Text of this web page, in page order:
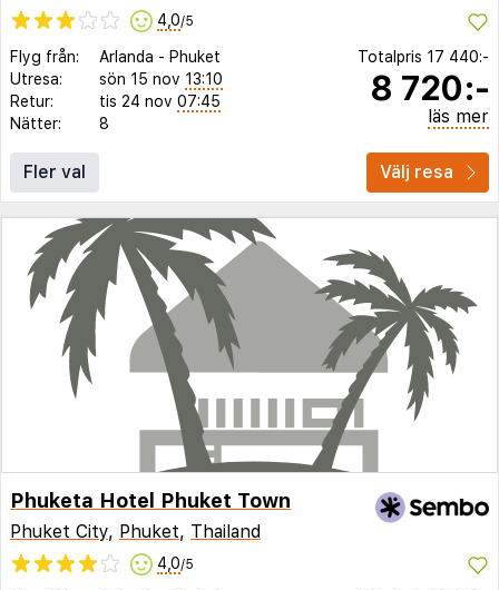
4,0/5
Flyg från: Arlanda - Phuket
Utresa:
sön 15 nov 13:10
Retur:
tis 24 nov 07:45
Nätter:
8
Totalpris 17 440:-
8 720:-
läs mer
Fler val Välj resa
Phuketa Hotel Phuket Town
Phuket City, Phuket, Thailand
4,0/5